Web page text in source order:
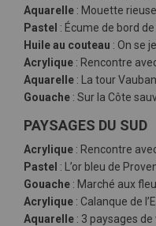
Aquarelle : Mouette
Pastel : Écume de bord
Huile au couteau : On se
Acrylique : Rencontre
Aquarelle : La tour
Gouache : Sur la Côte
PAYSAGES DU SUD
Acrylique : Rencontre
Pastel : L’or bleu de
Gouache : Marché aux
Acrylique : Calanque de
Aquarelle : 3 paysages